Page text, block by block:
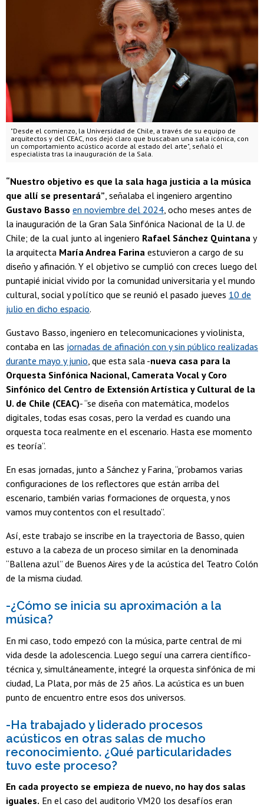
"Desde el comienzo, la Universidad de Chile, a través de su equipo de
arquitectos y del CEAC, nos dejó claro que buscaban una sala icónica, con
un comportamiento acústico acorde al estado del arte", señaló el
especialista tras la inauguración de la Sala.
“Nuestro objetivo es que la sala haga justicia a la música
que allí se presentará”, señalaba el ingeniero argentino
Gustavo Basso en noviembre del 2024, ocho meses antes de
la inauguración de la Gran Sala Sinfónica Nacional de la U. de
Chile; de la cual junto al ingeniero Rafael Sánchez Quintana y
la arquitecta María Andrea Farina estuvieron a cargo de su
diseño y afinación. Y el objetivo se cumplió con creces luego del
puntapié inicial vivido por la comunidad universitaria y el mundo
cultural, social y político que se reunió el pasado jueves 10 de
julio en dicho espacio.
Gustavo Basso, ingeniero en telecomunicaciones y violinista,
contaba en las jornadas de afinación con y sin público realizadas
durante mayo y junio, que esta sala -nueva casa para la
Orquesta Sinfónica Nacional, Camerata Vocal y Coro
Sinfónico del Centro de Extensión Artística y Cultural de la
U. de Chile (CEAC)- “se diseña con matemática, modelos
digitales, todas esas cosas, pero la verdad es cuando una
orquesta toca realmente en el escenario. Hasta ese momento
es teoría”.
En esas jornadas, junto a Sánchez y Farina, “probamos varias
configuraciones de los reflectores que están arriba del
escenario, también varias formaciones de orquesta, y nos
vamos muy contentos con el resultado”.
Así, este trabajo se inscribe en la trayectoria de Basso, quien
estuvo a la cabeza de un proceso similar en la denominada
“Ballena azul” de Buenos Aires y de la acústica del Teatro Colón
de la misma ciudad.
-¿Cómo se inicia su aproximación a la
música?
En mi caso, todo empezó con la música, parte central de mi
vida desde la adolescencia. Luego seguí una carrera científico-
técnica y, simultáneamente, integré la orquesta sinfónica de mi
ciudad, La Plata, por más de 25 años. La acústica es un buen
punto de encuentro entre esos dos universos.
-Ha trabajado y liderado procesos
acústicos en otras salas de mucho
reconocimiento. ¿Qué particularidades
tuvo este proceso?
En cada proyecto se empieza de nuevo, no hay dos salas
iguales. En el caso del auditorio VM20 los desafíos eran